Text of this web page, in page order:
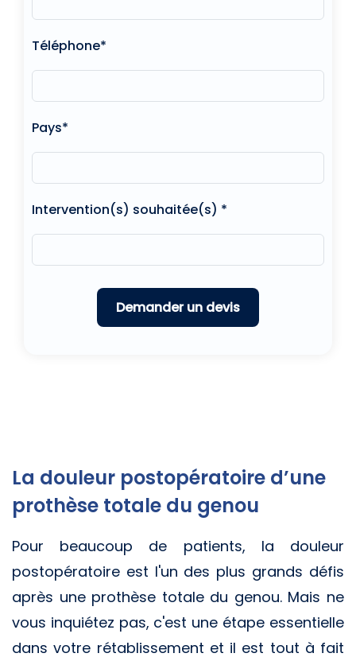
Téléphone*
Pays*
Intervention(s) souhaitée(s) *
La douleur postopératoire d’une
prothèse totale du genou
Pour beaucoup de patients, la douleur
postopératoire est l'un des plus grands défis
après une prothèse totale du genou. Mais ne
vous inquiétez pas, c'est une étape essentielle
dans votre rétablissement et il est tout à fait